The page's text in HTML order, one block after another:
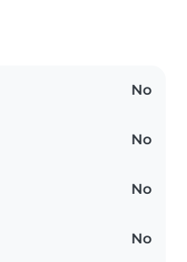
No
No
No
No